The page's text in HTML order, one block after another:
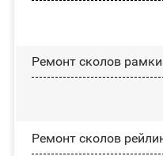
Ремонт сколов
Ремонт сколов